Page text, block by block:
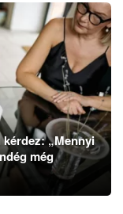
„Mennyi
még